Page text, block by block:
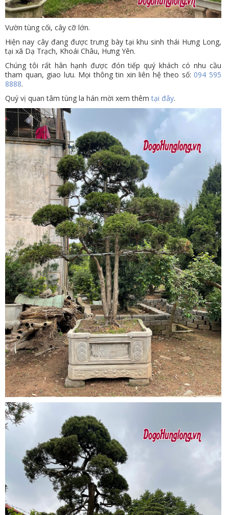
CỬA
HÀNG
TRỢ
GIÚP
LIÊN
HỆ
GIỎ
HÀNG
Vườn tùng cối, cây cỡ lớn.
Hiện nay cây đang được trưng bày tại khu sinh thái Hưng Long,
tại xã Dạ Trạch, Khoái Châu, Hưng Yên.
Chúng tôi rất hân hạnh được đón tiếp quý khách có nhu cầu
tham quan, giao lưu. Mọi thông tin xin liên hệ theo số:094 595
8888.
Quý vị quan tâm tùng la hán mời xem thêmtại đây.